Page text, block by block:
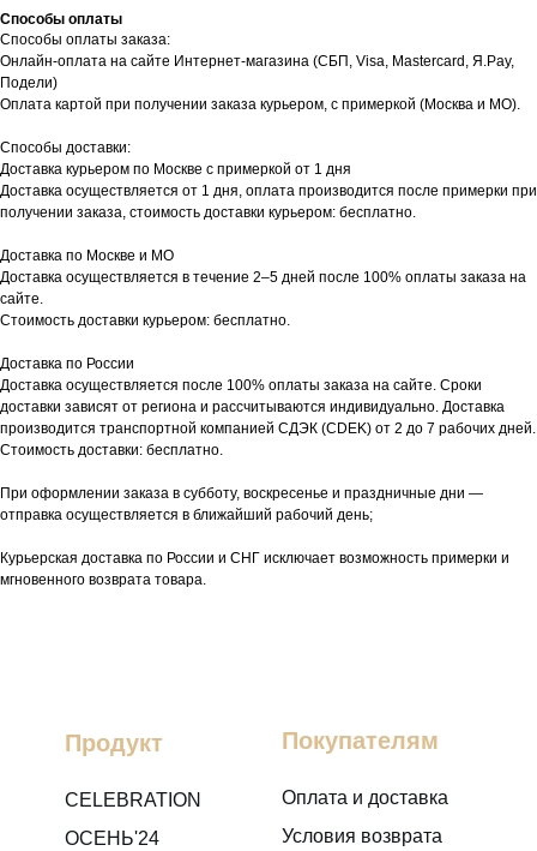
Способы оплаты
Способы оплаты заказа:
Онлайн-оплата на сайте Интернет-магазина (СБП, Visa, Mastercard, Я.Pay,
Подели)
Оплата картой при получении заказа курьером, с примеркой (Москва и МО).
Способы доставки:
Доставка курьером по Москве с примеркой от 1 дня
Доставка осуществляется от 1 дня, оплата производится после примерки при
получении заказа, стоимость доставки курьером: бесплатно.
Доставка по Москве и МО
Доставка осуществляется в течение 2–5 дней после 100% оплаты заказа на
сайте.
Стоимость доставки курьером: бесплатно.
Доставка по России
Доставка осуществляется после 100% оплаты заказа на сайте. Сроки
доставки зависят от региона и рассчитываются индивидуально. Доставка
производится транспортной компанией СДЭК (CDEK) от 2 до 7 рабочих дней.
Стоимость доставки: бесплатно.
При оформлении заказа в субботу, воскресенье и праздничные дни —
отправка осуществляется в ближайший рабочий день;
Курьерская доставка по России и СНГ исключает возможность примерки и
мгновенного возврата товара.
Продукт
CELEBRATION
ОСЕНЬ'24
Покупателям
Оплата и доставка
Условия возврата